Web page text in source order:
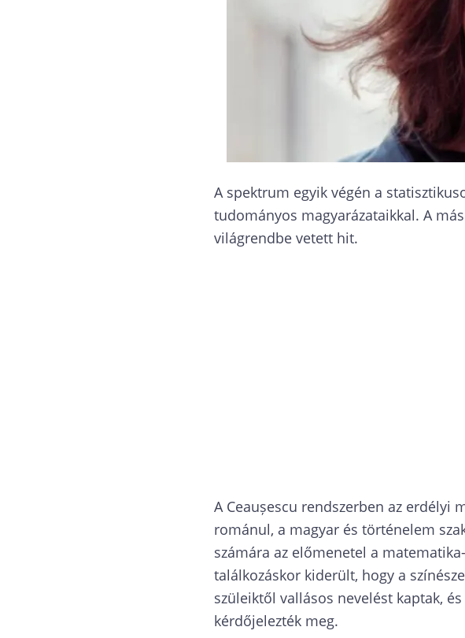
A spektrum egyik végén a
tudományos magyarázataikkal. A
világrendbe vetett hit.
A Ceaușescu rendszerben az erdélyi
románul, a magyar és történelem
számára az előmenetel a
találkozáskor kiderült, hogy a
szüleiktől vallásos nevelést kaptak,
kérdőjelezték meg.